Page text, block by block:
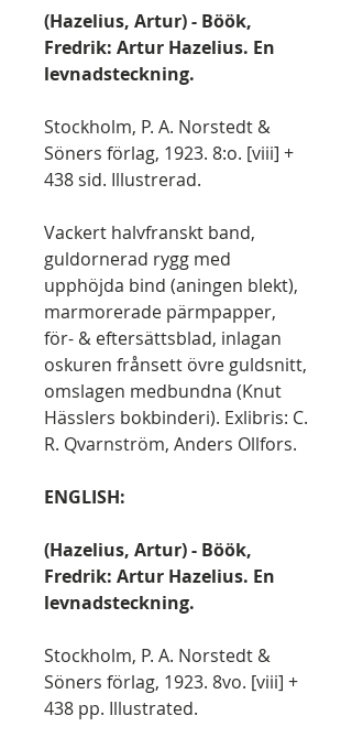
(Hazelius, Artur) - Böök,
Fredrik: Artur Hazelius. En
levnadsteckning.
Stockholm, P. A. Norstedt &
Söners förlag, 1923. 8:o. [viii] +
438 sid. Illustrerad.
Vackert halvfranskt band,
guldornerad rygg med
upphöjda bind (aningen blekt),
marmorerade pärmpapper,
för- & eftersättsblad, inlagan
oskuren frånsett övre guldsnitt,
omslagen medbundna (Knut
Hässlers bokbinderi). Exlibris: C.
R. Qvarnström, Anders Ollfors.
ENGLISH:
(Hazelius, Artur) - Böök,
Fredrik: Artur Hazelius. En
levnadsteckning.
Stockholm, P. A. Norstedt &
Söners förlag, 1923. 8vo. [viii] +
438 pp. Illustrated.